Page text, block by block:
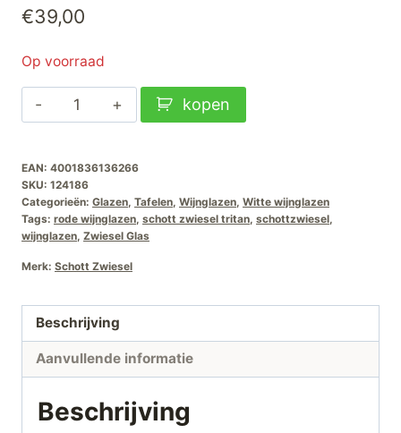
€39,00
Op voorraad
Schott
Zwiesel
Witte
Wijnglas-
1-
0.51Ltr-
2
aantal
kopen
EAN: 4001836136266
SKU: 124186
Categorieën: Glazen, Tafelen, Wijnglazen, Witte wijnglazen
Tags: rode wijnglazen, schott zwiesel tritan, schottzwiesel,
wijnglazen, Zwiesel Glas
Merk: Schott Zwiesel
Beschrijving
Aanvullende informatie
Beschrijving